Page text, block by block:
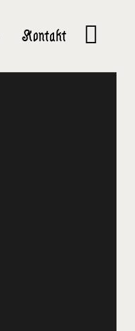
Kontakt